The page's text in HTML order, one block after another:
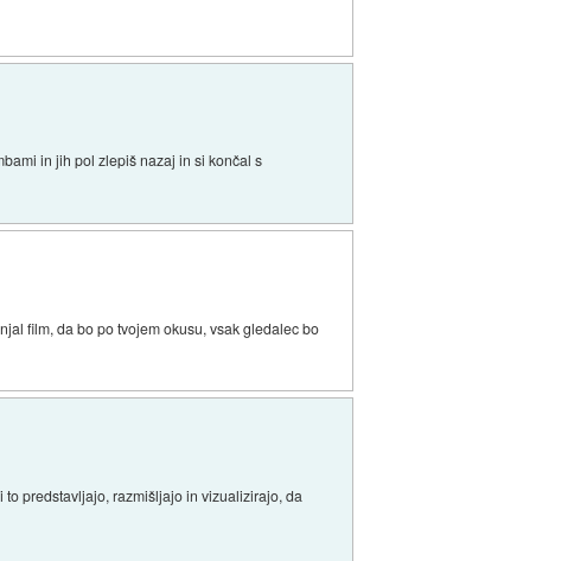
in jih pol zlepiš nazaj in si končal s
film, da bo po tvojem okusu, vsak gledalec bo
predstavljajo, razmišljajo in vizualizirajo, da